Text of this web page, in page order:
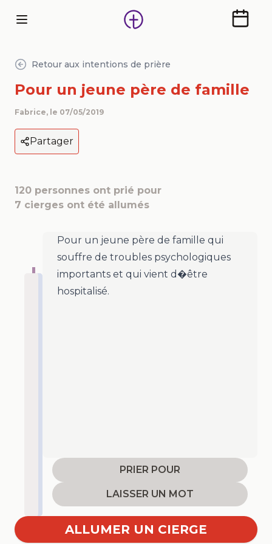
Retour aux intentions de prière
Pour un jeune père de famille
Fabrice, le 07/05/2019
Partager
120 personnes ont prié pour
7 cierges ont été allumés
Pour un jeune père de famille qui
souffre de troubles psychologiques
importants et qui vient d�être
hospitalisé.
PRIER POUR
LAISSER UN MOT
ALLUMER UN CIERGE